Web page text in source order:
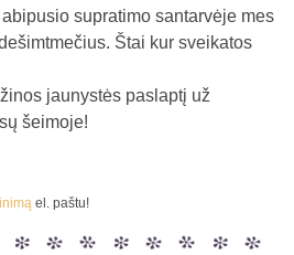
supratimo santarvėje mes
Štai kur sveikatos
jaunystės paslaptį už
šeimoje!
el. paštu!